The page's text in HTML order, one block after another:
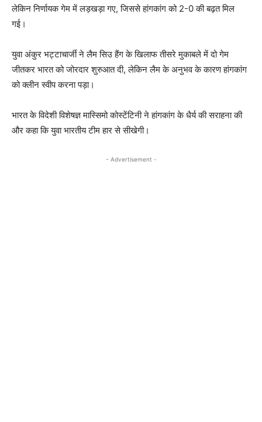
लेकिन निर्णायक गेम में लड़खड़ा गए, जिससे हांगकांग को 2-0 की बढ़त मिल
गई।
युवा अंकुर भट्टाचार्जी ने लैम सिउ हैंग के खिलाफ तीसरे मुकाबले में दो गेम
जीतकर भारत को जोरदार शुरुआत दी, लेकिन लैम के अनुभव के कारण हांगकांग
को क्लीन स्वीप करना पड़ा।
भारत के विदेशी विशेषज्ञ मास्सिमो कोस्टेंटिनी ने हांगकांग के धैर्य की सराहना की
और कहा कि युवा भारतीय टीम हार से सीखेगी।
- Advertisement -